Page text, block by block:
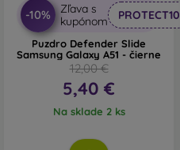
-10%
Zľava s
kupónom
PROTECT10
Puzdro Defender Slide
Samsung Galaxy A51 - čierne
12,00 €
5,40 €
Na sklade 2 ks